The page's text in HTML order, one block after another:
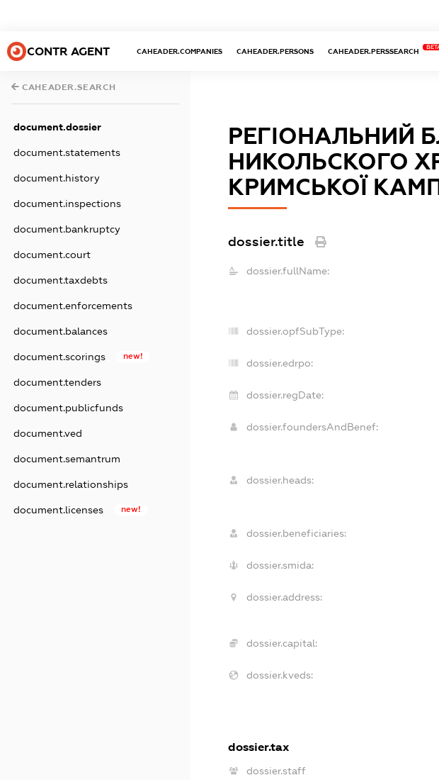
CONTR AGENT CAHEADER.COMPANIES CAHEADER.PERSONS CAHEADER.PERSSEARCH
CAHEADER.SEARCH
document.dossier
document.statements
document.history
document.inspections
document.bankruptcy
document.court
document.taxdebts
document.enforcements
document.balances
document.scorings new!
document.tenders
document.publicfunds
document.ved
document.semantrum
document.relationships
document.licenses new!
РЕГІОНАЛЬНИЙ
НИКОЛЬСКОГО
КРИМСЬКОЇ
dossier.title
dossier.fullName:
dossier.opfSubType:
dossier.edrpo:
dossier.regDate:
dossier.foundersAndBenef:
dossier.heads:
dossier.beneficiaries:
dossier.smida:
dossier.address:
dossier.capital:
dossier.kveds:
dossier.tax
dossier.staff